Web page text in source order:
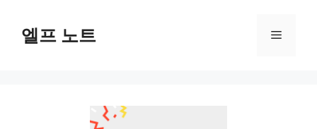
엘프 노트 메